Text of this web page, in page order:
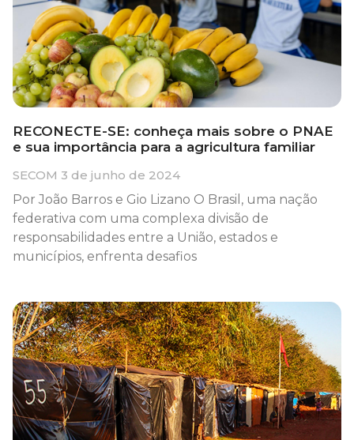
RECONECTE-SE: conheça mais sobre o PNAE
e sua importância para a agricultura familiar
SECOM 3 de junho de 2024
Por João Barros e Gio Lizano O Brasil, uma nação
federativa com uma complexa divisão de
responsabilidades entre a União, estados e
municípios, enfrenta desafios